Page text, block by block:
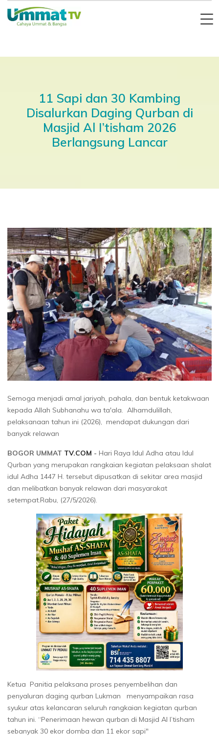
11 Sapi dan 30 Kambing
Disalurkan Daging Qurban di
Masjid Al I’tisham 2026
Berlangsung Lancar
Semoga menjadi amal jariyah, pahala, dan bentuk ketakwaan
kepada Allah Subhanahu wa ta'ala. Alhamdulillah,
pelaksanaan tahun ini (2026), mendapat dukungan dari
banyak relawan
BOGOR UMMAT TV.COM - Hari Raya Idul Adha atau Idul
Qurban yang merupakan rangkaian kegiatan pelaksaan shalat
idul Adha 1447 H. tersebut dipusatkan di sekitar area masjid
dan melibatkan banyak relawan dari masyarakat
setempat.Rabu, (27/5/2026).
Ketua Panitia pelaksana proses penyembelihan dan
penyaluran daging qurban Lukman menyampaikan rasa
syukur atas kelancaran seluruh rangkaian kegiatan qurban
tahun ini. “Penerimaan hewan qurban di Masjid Al I’tisham
sebanyak 30 ekor domba dan 11 ekor sapi"